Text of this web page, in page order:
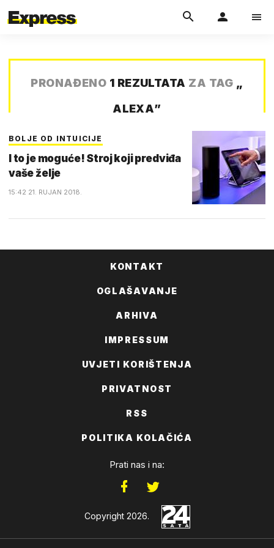
PRONAĐENO 1 REZULTATA ZA TAG „
ALEXA”
BOLJE OD INTUICIJE
I to je moguće! Stroj koji predviđa
vaše želje
15:42 21. RUJAN 2018.
KONTAKT
OGLAŠAVANJE
ARHIVA
IMPRESSUM
UVJETI KORIŠTENJA
PRIVATNOST
RSS
POLITIKA KOLAČIĆA
Prati nas i na:
Copyright 2026.